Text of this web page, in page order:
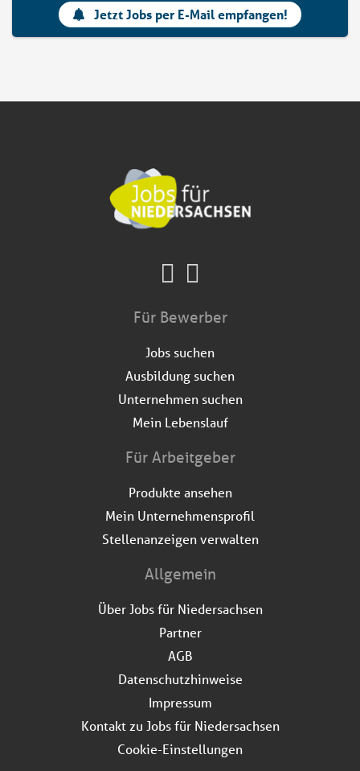
Jetzt Jobs per E-Mail empfangen!
Für Bewerber
Jobs suchen
Ausbildung suchen
Unternehmen suchen
Mein Lebenslauf
Für Arbeitgeber
Produkte ansehen
Mein Unternehmensprofil
Stellenanzeigen verwalten
Allgemein
Über Jobs für Niedersachsen
Partner
AGB
Datenschutzhinweise
Impressum
Kontakt zu Jobs für Niedersachsen
Cookie-Einstellungen